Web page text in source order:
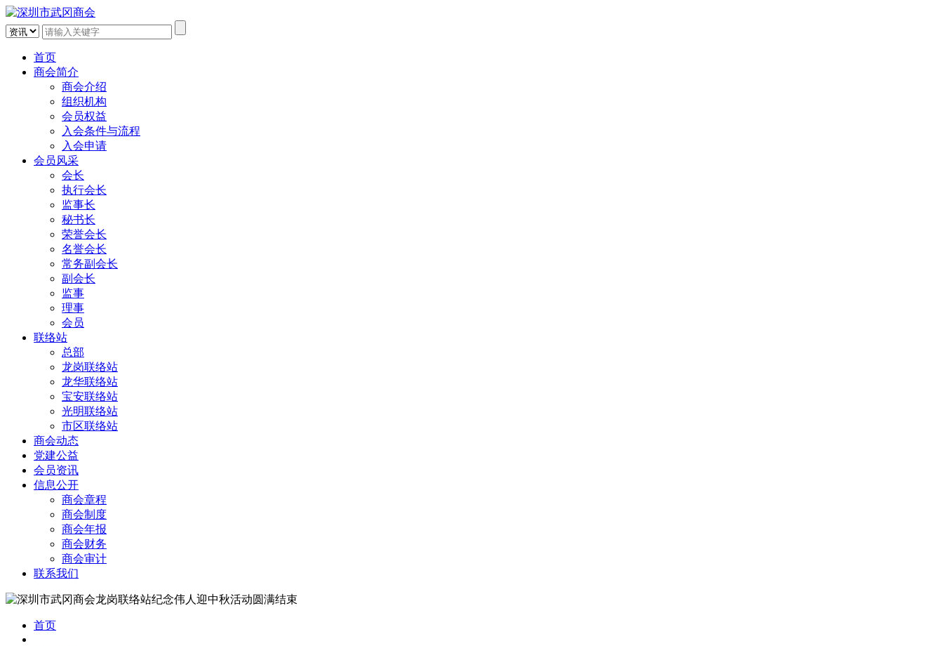
首页
商会简介
商会介绍
组织机构
会员权益
入会条件与流程
入会申请
会员风采
会长
执行会长
监事长
秘书长
荣誉会长
名誉会长
常务副会长
副会长
监事
理事
会员
联络站
总部
龙岗联络站
龙华联络站
宝安联络站
光明联络站
市区联络站
商会动态
党建公益
会员资讯
信息公开
商会章程
商会制度
商会年报
商会财务
商会审计
联系我们
首页